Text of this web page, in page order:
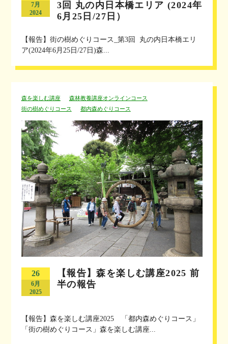
7月
2024
3回 丸の内日本橋エリア (2024年
6月25日/27日）
【報告】街の樹めぐりコース_第3回 丸の内日本橋エリ
ア(2024年6月25日/27日)森...
森を楽しむ講座
森林教養講座オンラインコース
街の樹めぐりコース
都内森めぐりコース
26
6月
2025
【報告】森を楽しむ講座2025 前
半の報告
【報告】森を楽しむ講座2025 「都内森めぐりコース」
「街の樹めぐりコース」森を楽しむ講座...